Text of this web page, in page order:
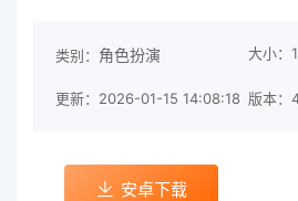
类别： 角色扮演 大小：
更新：2026-01-15 14:08:18 版本：
安卓下载